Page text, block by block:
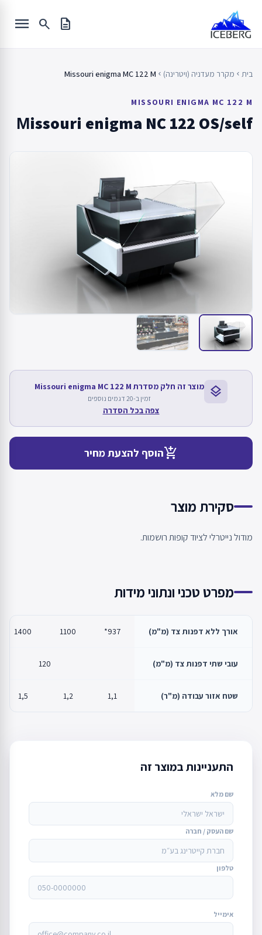
content
description
search
menu
בית chevron_left מקרר מעדניה (ויטרינה) chevron_left
Missouri enigma MC 122 M
MISSOURI ENIGMA MC 122 M
Мissouri enigma NC 122 OS/self
layers מוצר זה חלק מסדרת Missouri enigma MC 122 M
זמין ב-20 דגמים נוספים
צפה בכל הסדרה
add_shopping_cartהוסף להצעת מחיר
סקירת מוצר
מודול נייטרלי לציוד קופות רושמות.
מפרט טכני ונתוני מידות
אורך ללא דפנות צד (מ"מ) 937*
1100
1400
עובי שתי דפנות צד (מ"מ) 120
שטח אזור עבודה (מ"ר) 1,1
1,2
1,5
התעניינות במוצר זה
שם מלא
שם העסק / חברה
טלפון
אימייל